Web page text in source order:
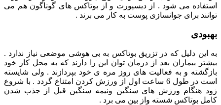
استفاده می شود . از دیسپورت و از بوتاکس های گوناگون هم می
توانند برای جوانسازی پوست به کار می برند .
بهبودی
به این دلیل که در تزریق بوتاکس به بی هوشی موضعی نیاز ندارد .
بیشتر بیماران بعد از درمان توان این را دارند که به محل کار خود
بازگشته و به فعالیت های روز مره ی خود بپردازند . ولی شایسته
است در طول 6 ساعت اول از ورزش کردن امتناع گردد . با شروع
زود هنگام ورزش های سنگین ونیمه سنگین قبل از جذب شدن
کامل بوتاکس شسته واز بین می برد .